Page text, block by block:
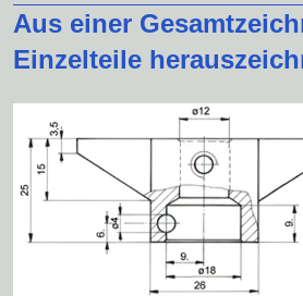
Aus einer
Einzelteile